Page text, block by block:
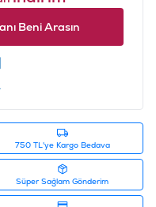
kg.
mama ile karıştırılarak
Serin ve kuru bir
ediniz. Paket
çoğunlukla İtalya,
maddelerle üretilmiştir.
fabrika işletme
Portakallı
Beni Arasın
750 TL'ye Kargo Bedava
Süper Sağlam Gönderim